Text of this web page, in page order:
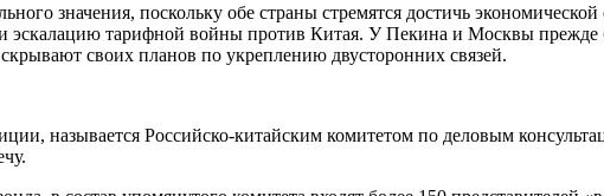
значения, поскольку обе страны стремятся достичь
тарифной войны против Китая. У Пекина и Москвы
своих планов по укреплению двусторонних связей.
называется Российско-китайским комитетом по деловым